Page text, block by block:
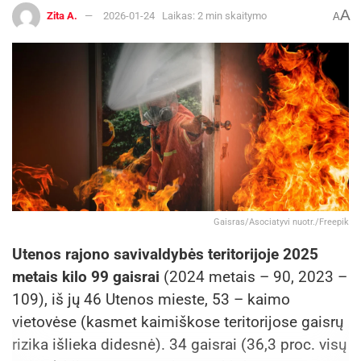
Zita A. 2026-01-24 Laikas: 2 min skaitymo AA
Gaisras/Asociatyvi nuotr./Freepik
Utenos rajono savivaldybės teritorijoje 2025
metais kilo 99 gaisrai (2024 metais – 90, 2023 –
109), iš jų 46 Utenos mieste, 53 – kaimo
vietovėse (kasmet kaimiškose teritorijose gaisrų
rizika išlieka didesnė). 34 gaisrai (36,3 proc. visų